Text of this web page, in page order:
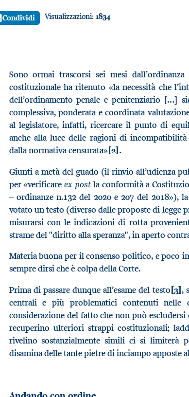
Condividi Visualizzazioni: 1834
Sono ormai trascorsi sei mesi
costituzionale ha ritenuto «la necessità che
dell’ordinamento penale e penitenziario […]
complessiva, ponderata e coordinata
al legislatore, infatti, ricercare il punto di
anche alla luce delle ragioni di
dalla normativa censurata»[2].
Giunti a metà del guado (il rinvio all’udienza
per «verificareex postla conformità a
– ordinanze n.132 del 2020 e 207 del 2018»),
votato un testo (diverso dalle proposte di legge
misurarsi con le indicazioni di rotta
strame del "diritto alla speranza", in aperto
Materia buona per il consenso politico, e poco
sempre dirsi che è colpa della Corte.
Prima di passare dunque all’esame del testo [3],
centrali e più problematici contenuti nelle
considerazione del fatto che non può
recuperino ulteriori strappi costituzionali;
rivelino sostanzialmente simili ci si limiterà
disamina delle tante pietre di inciampo apposte